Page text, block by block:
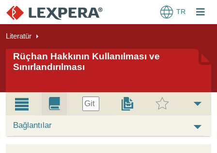
TR
Literatür
Rüçhan Hakkının Kullanılması ve
Sınırlandırılması
Git
Bağlantılar